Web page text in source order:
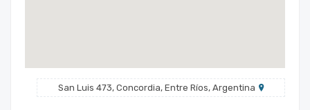
San Luis 473, Concordia, Entre Ríos, Argentina